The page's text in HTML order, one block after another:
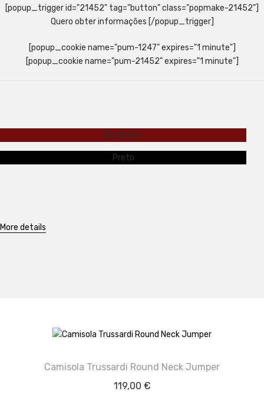
[popup_trigger id="21452" tag="button" class="popmake-21452"]
Quero obter informações [/popup_trigger]
[popup_cookie name="pum-1247" expires="1 minute"]
[popup_cookie name="pum-21452" expires="1 minute"]
Bordeaux
Preto
More details
Camisola Trussardi Round Neck Jumper
119,00 €